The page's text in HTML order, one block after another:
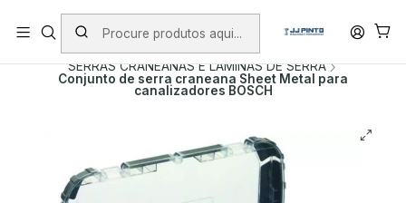
PORTES INCLUÍDOS EM ENCOMENDAS +75€ (excepto ilhas)
Início PRODUTOS
ACESSÓRIOS
SERRAS CRANEANAS E LAMINAS DE SERRA
Conjunto de serra craneana Sheet Metal para
canalizadores BOSCH